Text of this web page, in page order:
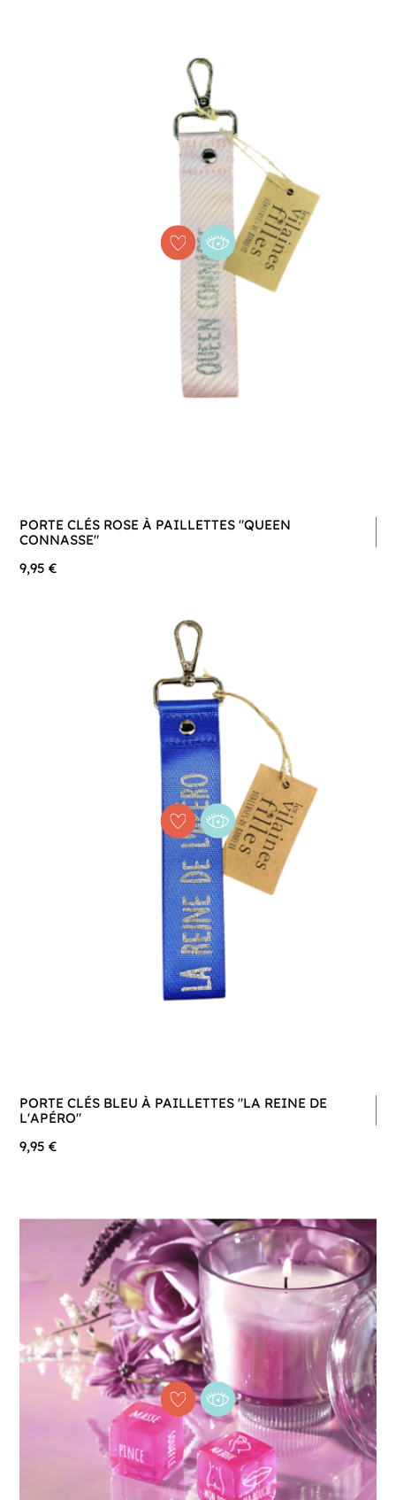
PORTE CLÉS ROSE À PAILLETTES "QUEEN
CONNASSE"
9,95 €
PORTE CLÉS BLEU À PAILLETTES "LA REINE DE
L'APÉRO"
9,95 €